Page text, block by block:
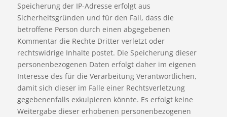
Speicherung der IP-Adresse erfolgt aus
Sicherheitsgründen und für den Fall, dass die
betroffene Person durch einen abgegebenen
Kommentar die Rechte Dritter verletzt oder
rechtswidrige Inhalte postet. Die Speicherung dieser
personenbezogenen Daten erfolgt daher im eigenen
Interesse des für die Verarbeitung Verantwortlichen,
damit sich dieser im Falle einer Rechtsverletzung
gegebenenfalls exkulpieren könnte. Es erfolgt keine
Weitergabe dieser erhobenen personenbezogenen